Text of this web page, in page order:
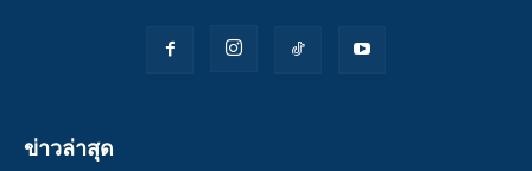
ข่าวล่าสุด